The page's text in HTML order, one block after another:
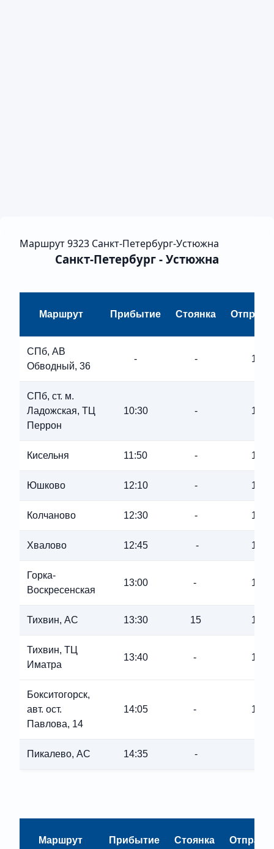
Маршрут 9323 Санкт-Петербург-Устюжна
Санкт-Петербург - Устюжна
Маршрут Прибытие Стоянка
СПб, АВ
Обводный, 36
- -
СПб, ст. м.
Ладожская, ТЦ
Перрон
10:30 -
Кисельня 11:50 -
Юшково 12:10 -
Колчаново 12:30 -
Хвалово 12:45 -
Горка-
Воскресенская
13:00 -
Тихвин, АC 13:30 15
Тихвин, ТЦ
Иматра
13:40 -
Бокситогорск,
авт. ост.
Павлова, 14
14:05 -
Пикалево, АС 14:35 -
Маршрут Прибытие Стоянка